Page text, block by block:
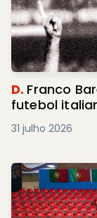
D. Franco
futebol
31 julho 2026